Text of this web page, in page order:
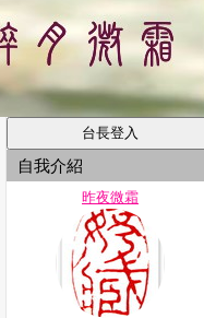
自我介紹
昨夜微霜